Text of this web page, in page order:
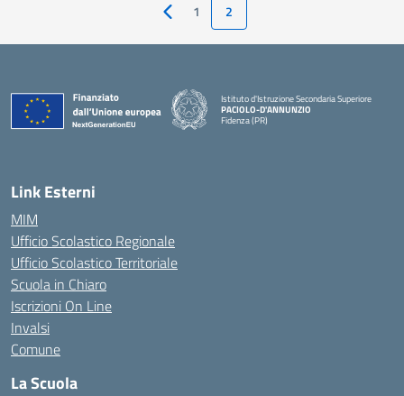
Pagina precedente
1 2
Istituto d'Istruzione Secondaria Superiore
PACIOLO-D'ANNUNZIO
Fidenza (PR)
Link Esterni
MIM
Ufficio Scolastico Regionale
Ufficio Scolastico Territoriale
Scuola in Chiaro
Iscrizioni On Line
Invalsi
Comune
La Scuola